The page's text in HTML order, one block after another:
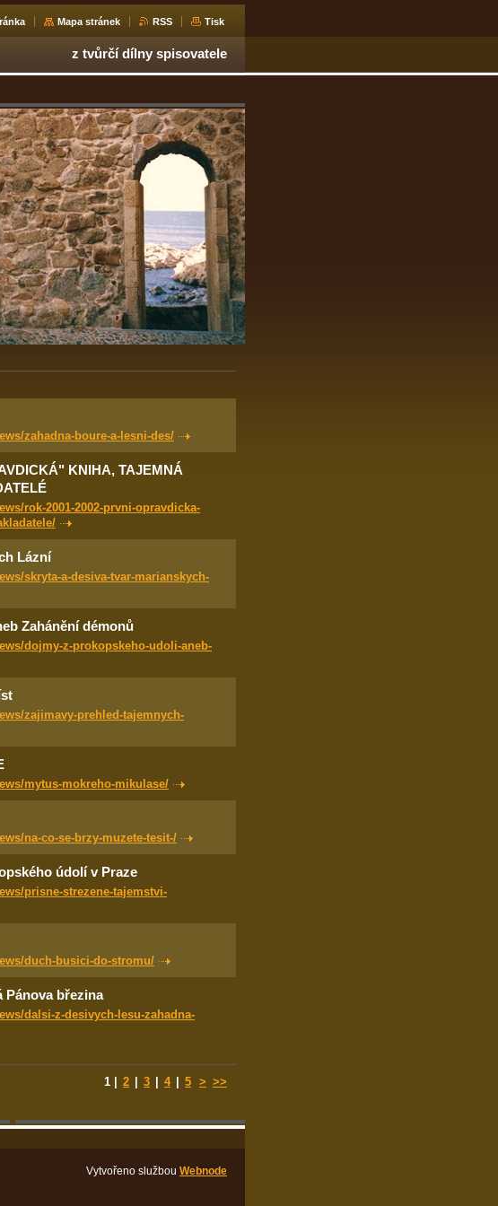
Mapa stránek RSS Tisk
z tvůrčí dílny spisovatele
zahadna-boure-a-lesni-des/
KNIHA, TAJEMNÁ
rok-2001-2002-prvni-opravdicka-
Lázní
skryta-a-desiva-tvar-marianskych-
Zahánění démonů
dojmy-z-prokopskeho-udoli-aneb-
zajimavy-prehled-tajemnych-
mytus-mokreho-mikulase/
na-co-se-brzy-muzete-tesit-/
údolí v Praze
prisne-strezene-tajemstvi-
duch-busici-do-stromu/
Pánova březina
dalsi-z-desivych-lesu-zahadna-
1 2 3 4 5 > >>
Vytvořeno službou Webnode